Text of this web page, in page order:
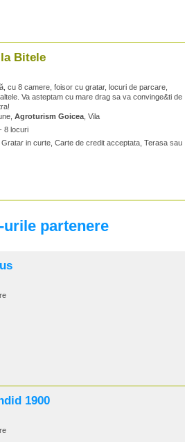
Bitele
cu 8 camere, foisor cu gratar, locuri de parcare,
Va asteptam cu mare drag sa va convinge&ti de
Agroturism Goicea , Vila
8 locuri
Gratar in curte, Carte de credit acceptata, Terasa sau
urile partenere
1900